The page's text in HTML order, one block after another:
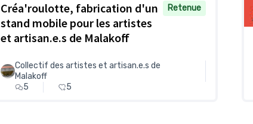
Créa'roulotte, fabrication d'un
stand mobile pour les artistes
et artisan.e.s de Malakoff
Retenue
Collectif des artistes et artisan.e.s de
Malakoff
5
5